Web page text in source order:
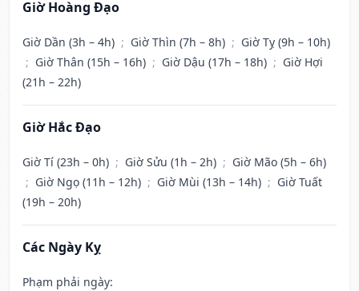
Giờ Hoàng Đạo
Giờ Dần (3h – 4h) ; Giờ Thìn (7h – 8h) ; Giờ Tỵ (9h – 10h)
; Giờ Thân (15h – 16h) ; Giờ Dậu (17h – 18h) ; Giờ Hợi
(21h – 22h)
Giờ Hắc Đạo
Giờ Tí (23h – 0h) ; Giờ Sửu (1h – 2h) ; Giờ Mão (5h – 6h)
; Giờ Ngọ (11h – 12h) ; Giờ Mùi (13h – 14h) ; Giờ Tuất
(19h – 20h)
Các Ngày Kỵ
Phạm phải ngày: